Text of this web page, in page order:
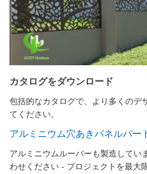
カタログをダウンロード
包括的なカタログで、より多くのデ
てください。
アルミニウム穴あきパネルパー
アルミニウムルーバーも製造してい
わせください - プロジェクトを最大